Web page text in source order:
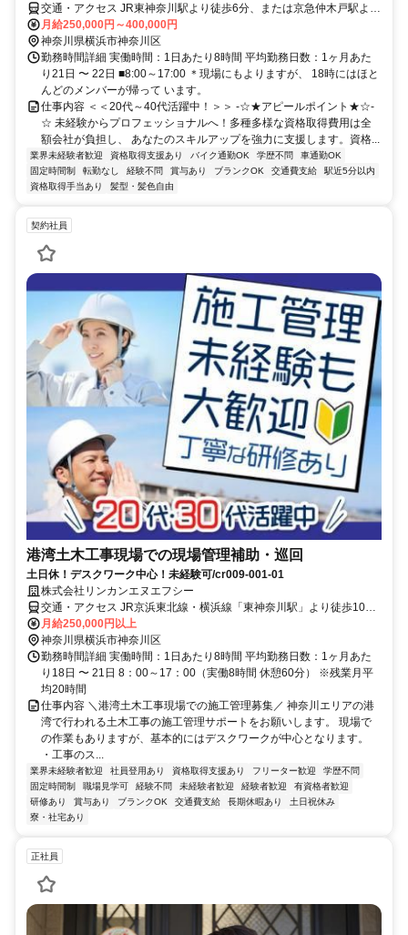
交通・アクセス JR東神奈川駅より徒歩6分、または京急仲木戸駅より
徒歩5分
月給250,000円～400,000円
神奈川県横浜市神奈川区
勤務時間詳細 実働時間：1日あたり8時間 平均勤務日数：1ヶ月あた
り21日 〜 22日 ■8:00～17:00 ＊現場にもよりますが、 18時にはほと
んどのメンバーが帰って います。
仕事内容 ＜＜20代～40代活躍中！＞＞ -☆★アピールポイント★☆-
☆ 未経験からプロフェッショナルへ！多種多様な資格取得費用は全
額会社が負担し、 あなたのスキルアップを強力に支援します。資格...
業界未経験者歓迎 資格取得支援あり バイク通勤OK 学歴不問
車通勤OK
固定時間制
転勤なし 経験不問 賞与あり ブランクOK 交通費支給
駅近5分以内
資格取得手当あり
髪型・髪色自由
契約社員
港湾土木工事現場での現場管理補助・巡回
土日休！デスクワーク中心！未経験可/cr009-001-01
株式会社リンカンエヌエフシー
交通・アクセス JR京浜東北線・横浜線「東神奈川駅」より徒歩10
分、京浜急行線「京急東神奈川駅」より徒歩8分/cr009-001-01
月給250,000円以上
神奈川県横浜市神奈川区
勤務時間詳細 実働時間：1日あたり8時間 平均勤務日数：1ヶ月あた
り18日 〜 21日 8：00～17：00（実働8時間 休憩60分） ※残業月平
均20時間
仕事内容 ＼港湾土木工事現場での施工管理募集／ 神奈川エリアの港
湾で行われる土木工事の施工管理サポートをお願いします。 現場で
の作業もありますが、基本的にはデスクワークが中心となります。
・工事のス...
業界未経験者歓迎 社員登用あり 資格取得支援あり フリーター歓迎
学歴不問
固定時間制
職場見学可 経験不問 未経験者歓迎 経験者歓迎
有資格者歓迎
研修あり
賞与あり ブランクOK 交通費支給 長期休暇あり
土日祝休み
寮・社宅あり
正社員